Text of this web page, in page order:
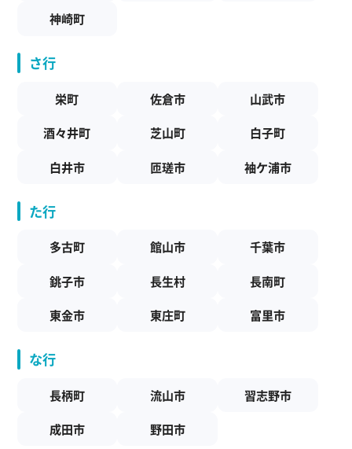
神崎町
さ行
栄町 佐倉市
山武市
酒々井町
芝山町
白子町
白井市
匝瑳市 袖ケ浦市
た行
多古町 館山市
千葉市
銚子市
長生村
長南町
東金市
東庄町 富里市
な行
長柄町 流山市
習志野市
成田市
野田市